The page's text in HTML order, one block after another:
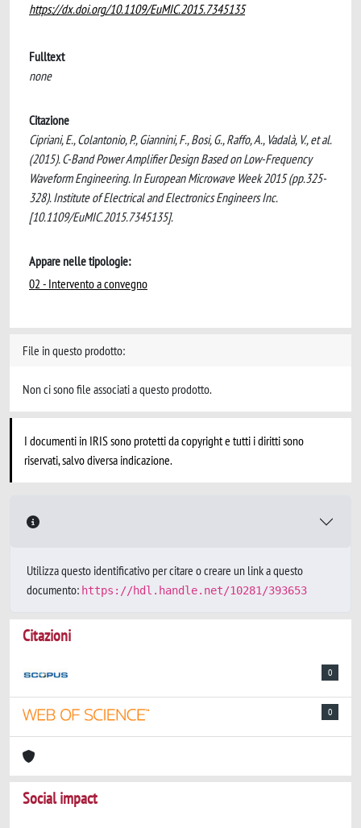
https://dx.doi.org/10.1109/EuMIC.2015.7345135
Fulltext
none
Citazione
Cipriani, E., Colantonio, P., Giannini, F., Bosi, G., Raffo, A., Vadalà, V., et al.
(2015). C-Band Power Amplifier Design Based on Low-Frequency
Waveform Engineering. In European Microwave Week 2015 (pp.325-
328). Institute of Electrical and Electronics Engineers Inc.
[10.1109/EuMIC.2015.7345135].
Appare nelle tipologie:
02 - Intervento a convegno
File in questo prodotto:
Non ci sono file associati a questo prodotto.
I documenti in IRIS sono protetti da copyright e tutti i diritti sono
riservati, salvo diversa indicazione.
Utilizza questo identificativo per citare o creare un link a questo
documento: https://hdl.handle.net/10281/393653
Citazioni
0
0
Social impact